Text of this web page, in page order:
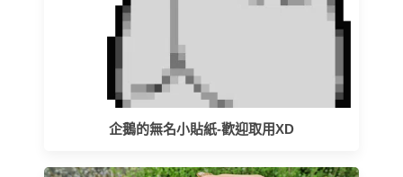
企鵝的無名小貼紙-歡迎取用XD